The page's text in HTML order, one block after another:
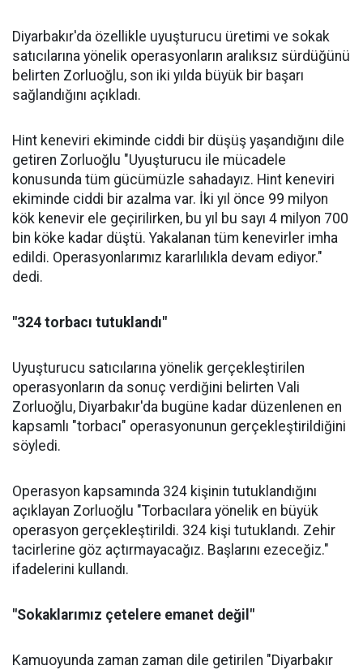
Diyarbakır'da özellikle uyuşturucu üretimi ve sokak
satıcılarına yönelik operasyonların aralıksız sürdüğünü
belirten Zorluoğlu, son iki yılda büyük bir başarı
sağlandığını açıkladı.
Hint keneviri ekiminde ciddi bir düşüş yaşandığını dile
getiren Zorluoğlu "Uyuşturucu ile mücadele
konusunda tüm gücümüzle sahadayız. Hint keneviri
ekiminde ciddi bir azalma var. İki yıl önce 99 milyon
kök kenevir ele geçirilirken, bu yıl bu sayı 4 milyon 700
bin köke kadar düştü. Yakalanan tüm kenevirler imha
edildi. Operasyonlarımız kararlılıkla devam ediyor."
dedi.
"324 torbacı tutuklandı"
Uyuşturucu satıcılarına yönelik gerçekleştirilen
operasyonların da sonuç verdiğini belirten Vali
Zorluoğlu, Diyarbakır'da bugüne kadar düzenlenen en
kapsamlı "torbacı" operasyonunun gerçekleştirildiğini
söyledi.
Operasyon kapsamında 324 kişinin tutuklandığını
açıklayan Zorluoğlu "Torbacılara yönelik en büyük
operasyon gerçekleştirildi. 324 kişi tutuklandı. Zehir
tacirlerine göz açtırmayacağız. Başlarını ezeceğiz."
ifadelerini kullandı.
"Sokaklarımız çetelere emanet değil"
Kamuoyunda zaman zaman dile getirilen "Diyarbakır